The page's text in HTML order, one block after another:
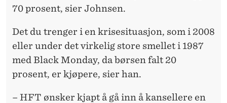
70 prosent, sier Johnsen.
Det du trenger i en krisesituasjon, som i 2008
eller under det virkelig store smellet i 1987
med Black Monday, da børsen falt 20
prosent, er kjøpere, sier han.
– HFT ønsker kjapt å gå inn å kansellere en